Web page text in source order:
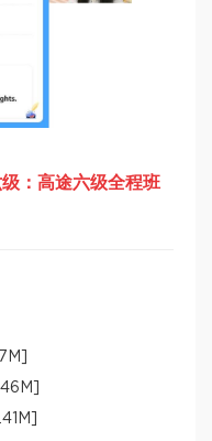
：高途六级全程班